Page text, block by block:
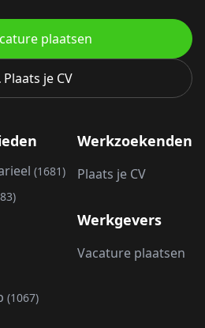
Plaats je CV
plaatsen
(1681)
(1067)
Werkzoekenden
Plaats je CV
Werkgevers
Vacature plaatsen